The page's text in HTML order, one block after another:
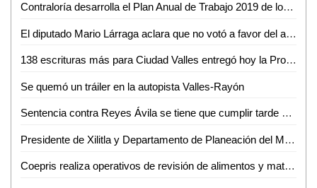
Contraloría desarrolla el Plan Anual de Trabajo 2019 de los órganos internos de control
El diputado Mario Lárraga aclara que no votó a favor del aumento del agua
138 escrituras más para Ciudad Valles entregó hoy la Promotora del Estado
Se quemó un tráiler en la autopista Valles-Rayón
Sentencia contra Reyes Ávila se tiene que cumplir tarde o temprano: LACM
Presidente de Xilitla y Departamento de Planeación del Municipio formalizan integración del COPLADEM
Coepris realiza operativos de revisión de alimentos y matanza de cerdos